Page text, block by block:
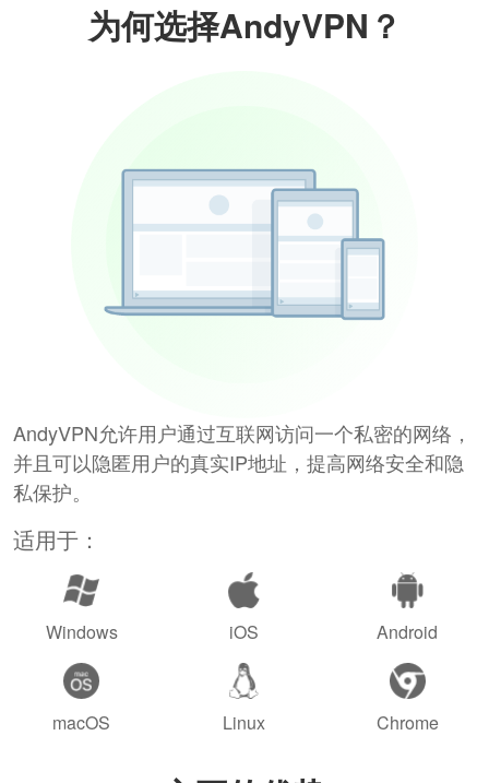
为何选择AndyVPN？
AndyVPN允许用户通过互联网访问一个私密的网络，
并且可以隐匿用户的真实IP地址，提高网络安全和隐
私保护。
适用于：
Windows iOS Android
macOS Linux Chrome